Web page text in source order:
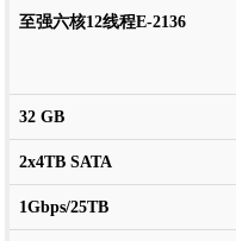
至强六核12线程E-2136
32 GB
2x4TB SATA
1Gbps/25TB